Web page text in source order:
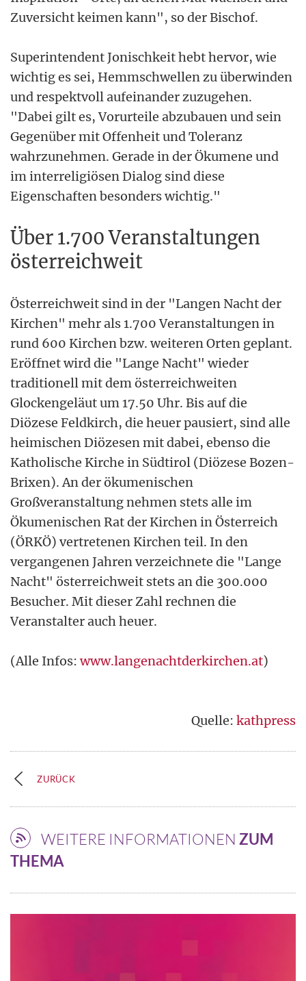
Zuversicht keimen kann", so der Bischof.
Superintendent Jonischkeit hebt hervor, wie
wichtig es sei, Hemmschwellen zu überwinden
und respektvoll aufeinander zuzugehen.
"Dabei gilt es, Vorurteile abzubauen und sein
Gegenüber mit Offenheit und Toleranz
wahrzunehmen. Gerade in der Ökumene und
im interreligiösen Dialog sind diese
Eigenschaften besonders wichtig."
Über 1.700 Veranstaltungen
österreichweit
Österreichweit sind in der "Langen Nacht der
Kirchen" mehr als 1.700 Veranstaltungen in
rund 600 Kirchen bzw. weiteren Orten geplant.
Eröffnet wird die "Lange Nacht" wieder
traditionell mit dem österreichweiten
Glockengeläut um 17.50 Uhr. Bis auf die
Diözese Feldkirch, die heuer pausiert, sind alle
heimischen Diözesen mit dabei, ebenso die
Katholische Kirche in Südtirol (Diözese Bozen-
Brixen). An der ökumenischen
Großveranstaltung nehmen stets alle im
Ökumenischen Rat der Kirchen in Österreich
(ÖRKÖ) vertretenen Kirchen teil. In den
vergangenen Jahren verzeichnete die "Lange
Nacht" österreichweit stets an die 300.000
Besucher. Mit dieser Zahl rechnen die
Veranstalter auch heuer.
(Alle Infos:www.langenachtderkirchen.at)
Quelle: kathpress
ZURÜCK
WEITERE INFORMATIONEN ZUM
THEMA